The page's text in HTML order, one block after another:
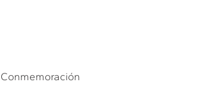
Conmemoración